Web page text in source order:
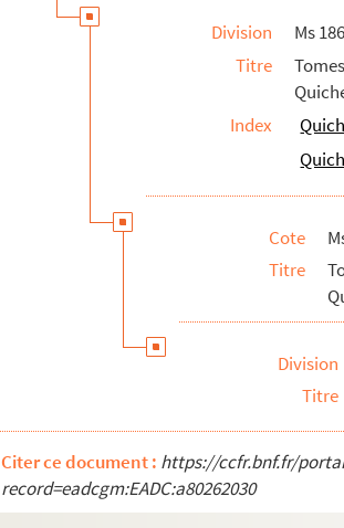
Division
Ms
Titre
Index
Cote
Titre
Division
Titre
Citer ce document : https://ccfr.bnf.fr/
record=eadcgm:EADC:a80262030